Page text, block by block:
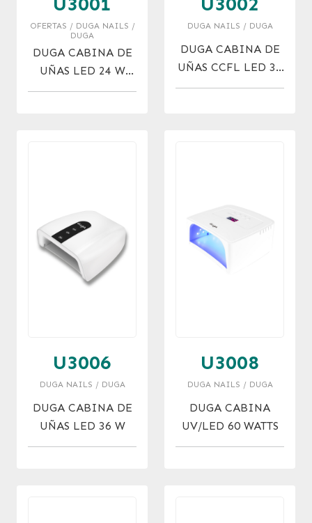
OFERTAS / DUGA NAILS /
DUGA
DUGA CABINA DE
UÑAS LED 24 W
20% OFF
DUGA NAILS / DUGA
DUGA CABINA DE
UÑAS CCFL LED 36
W
U3006
DUGA NAILS / DUGA
DUGA CABINA DE
UÑAS LED 36 W
U3008
DUGA NAILS / DUGA
DUGA CABINA
UV/LED 60 WATTS